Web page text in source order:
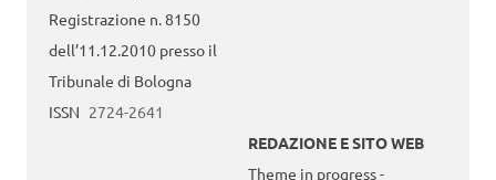
Registrazione n. 8150
dell’11.12.2010 presso il
Tribunale di Bologna
ISSN 2724-2641
REDAZIONE E SITO WEB
Theme in progress -